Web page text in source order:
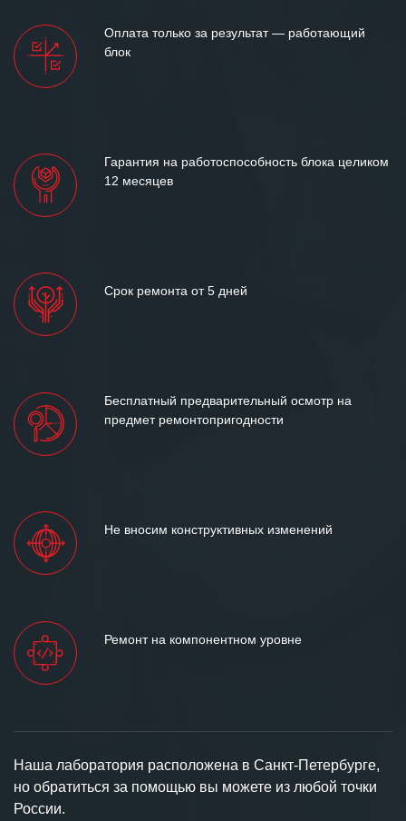
Оплата только за результат — работающий
блок
Гарантия на работоспособность блока целиком
12 месяцев
Срок ремонта от 5 дней
Бесплатный предварительный осмотр на
предмет ремонтопригодности
Не вносим конструктивных изменений
Ремонт на компонентном уровне
Наша лаборатория расположена в Санкт-Петербурге,
но обратиться за помощью вы можете из любой точки
России.